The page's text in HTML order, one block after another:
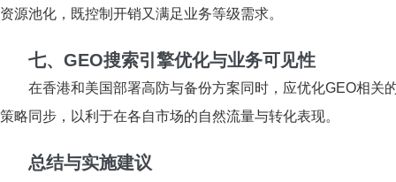
资源池化，既控制开销又满足业务等级需求。
七、GEO搜索引擎优化与业务可见性
在香港和美国部署高防与备份方案同时，应优化GEO相
策略同步，以利于在各自市场的自然流量与转化表现。
总结与实施建议